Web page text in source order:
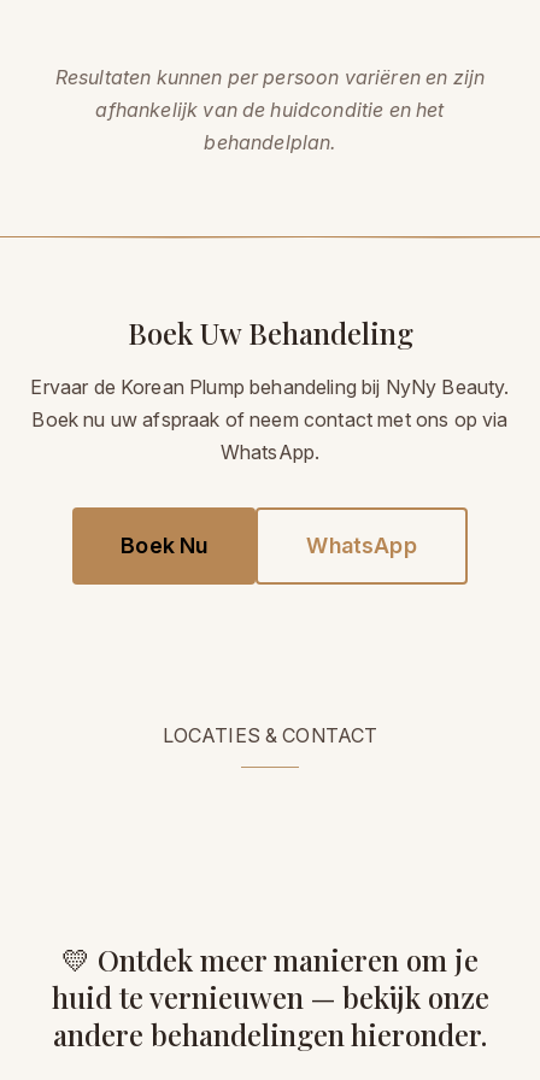
doelen. Wij adviseren u tijdens uw
consultatie.
Resultaten kunnen per persoon variëren en zijn
afhankelijk van de huidconditie en het
behandelplan.
Boek Uw Behandeling
Ervaar de Korean Plump behandeling bij NyNy Beauty.
Boek nu uw afspraak of neem contact met ons op via
WhatsApp.
Boek Nu WhatsApp
LOCATIES & CONTACT
💛 Ontdek meer manieren om je
huid te vernieuwen — bekijk onze
andere behandelingen hieronder.